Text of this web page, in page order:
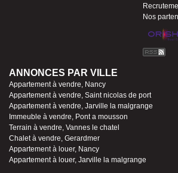
Nos
ANNONCES PAR VILLE
Appartement à vendre, Nancy
Appartement à vendre, Saint nicolas de port
Appartement à vendre, Jarville la malgrange
Immeuble à vendre, Pont a mousson
Terrain à vendre, Vannes le chatel
Chalet à vendre, Gerardmer
Appartement à louer, Nancy
Appartement à louer, Jarville la malgrange